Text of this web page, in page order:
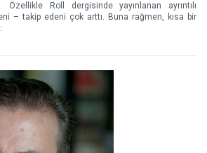
Özellikle Roll dergisinde yayınlanan ayrıntılı
– takip edeni çok arttı. Buna rağmen, kısa bir